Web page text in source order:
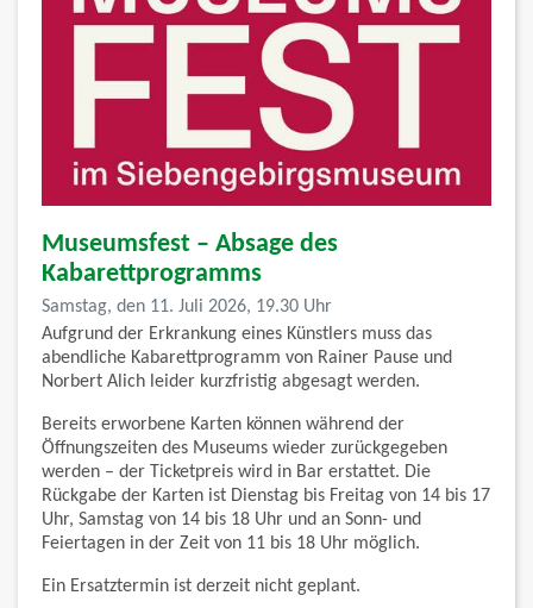
Museumsfest – Absage des
Kabarettprogramms
Samstag, den 11. Juli 2026, 19.30 Uhr
Aufgrund der Erkrankung eines Künstlers muss das
abendliche Kabarettprogramm von Rainer Pause und
Norbert Alich leider kurzfristig abgesagt werden.
Bereits erworbene Karten können während der
Öffnungszeiten des Museums wieder zurückgegeben
werden – der Ticketpreis wird in Bar erstattet. Die
Rückgabe der Karten ist Dienstag bis Freitag von 14 bis 17
Uhr, Samstag von 14 bis 18 Uhr und an Sonn- und
Feiertagen in der Zeit von 11 bis 18 Uhr möglich.
Ein Ersatztermin ist derzeit nicht geplant.